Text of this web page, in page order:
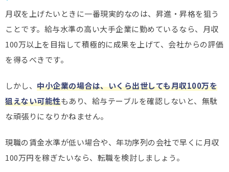
月収を上げたいときに一番現実的なのは、昇進・昇格を狙う
ことです。給与水準の高い大手企業に勤めているなら、月収
100万以上を目指して積極的に成果を上げて、会社からの評価
を得るべきです。
しかし、 中小企業の場合は、いくら出世しても月収100万を
狙えない可能性もあり、給与テーブルを確認しないと、無駄
な頑張りになりかねません。
現職の賃金水準が低い場合や、年功序列の会社で早くに月収
100万円を稼ぎたいなら、転職を検討しましょう。